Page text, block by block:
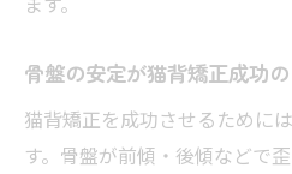
骨盤の安定が猫背矯正成功
猫背矯正を成功させるために
す。骨盤が前傾・後傾などで